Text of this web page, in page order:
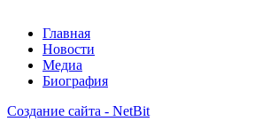
Главная
Новости
Медиа
Биография
Создание сайта - NetBit